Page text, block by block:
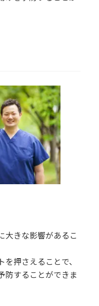
大きな影響があるこ
押さえることで、
防することができま